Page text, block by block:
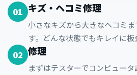
01 キズ・ヘコミ修理
小さなキズから大きなヘコミ
す。どんな状態でもキレイに板
02 修理
まずはテスターでコンピュー